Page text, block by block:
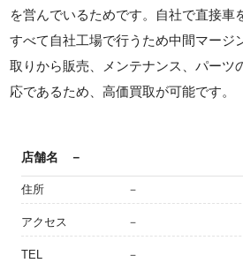
を営んでいるためです。自社で直接車
すべて自社工場で行うため中間マージ
取りから販売、メンテナンス、パーツ
応であるため、高価買取が可能です。
店舗名 －
住所 －
アクセス －
TEL －